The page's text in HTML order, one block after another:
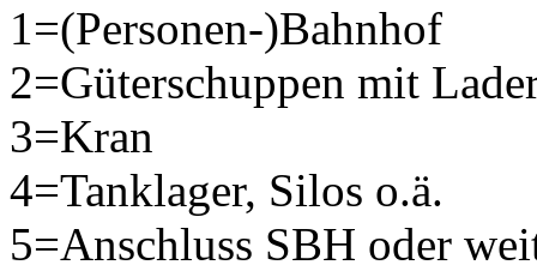
1=(Personen-)Bahnhof
2=Güterschuppen mit
3=Kran
4=Tanklager, Silos o.ä.
5=Anschluss SBH oder